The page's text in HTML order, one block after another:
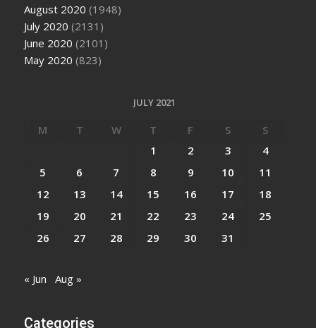
August 2020 (1948)
July 2020 (2131)
June 2020 (2101)
May 2020 (823)
JULY 2021
M T W T F S
S
1
2 3
4
5
6 7 8 9 10
11
12
13 14 15 16 17
18
19
20 21 22 23 24
25
26
27 28 29 30 31
« Jun Aug »
Categories